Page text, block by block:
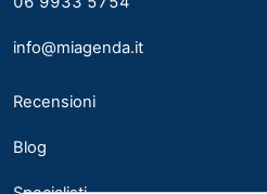
info@miagenda.it
Recensioni
Blog